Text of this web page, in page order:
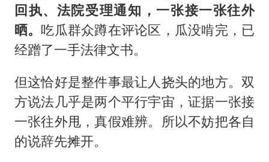
回执、法院受理通知，一张接一张往外
晒。 吃瓜群众蹲在评论区，瓜没啃完，已
经蹭了一手法律文书。
但这恰好是整件事最让人挠头的地方。双
方说法几乎是两个平行宇宙，证据一张接
一张往外甩，真假难辨。所以不妨把各自
的说辞先摊开。